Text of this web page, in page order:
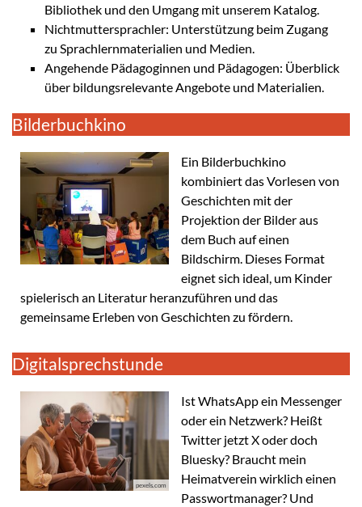
Bibliothek und den Umgang mit unserem Katalog.
Nichtmuttersprachler: Unterstützung beim Zugang
zu Sprachlernmaterialien und Medien.
Angehende Pädagoginnen und Pädagogen: Überblick
über bildungsrelevante Angebote und Materialien.
Bilderbuchkino
Ein Bilderbuchkino
kombiniert das Vorlesen von
Geschichten mit der
Projektion der Bilder aus
dem Buch auf einen
Bildschirm. Dieses Format
eignet sich ideal, um Kinder
spielerisch an Literatur heranzuführen und das
gemeinsame Erleben von Geschichten zu fördern.
Digitalsprechstunde
pexels.com
Ist WhatsApp ein Messenger
oder ein Netzwerk? Heißt
Twitter jetzt X oder doch
Bluesky? Braucht mein
Heimatverein wirklich einen
Passwortmanager? Und